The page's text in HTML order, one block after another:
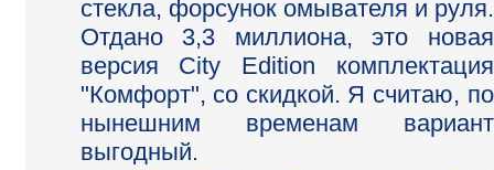
стекла, форсунок омывателя и руля.
Отдано 3,3 миллиона, это новая
версия City Edition комплектация
"Комфорт", со скидкой. Я считаю, по
нынешним временам вариант
выгодный.